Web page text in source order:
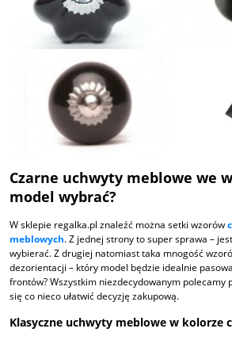
Czarne uchwyty meblowe we
model wybrać?
W sklepie regalka.pl znaleźć można setki wzorów
meblowych. Z jednej strony to super sprawa –
wybierać. Z drugiej natomiast taka mnogość
dezorientacji – który model będzie idealnie
frontów? Wszystkim niezdecydowanym polecamy
się co nieco ułatwić decyzję zakupową.
Klasyczne uchwyty meblowe w kolorze